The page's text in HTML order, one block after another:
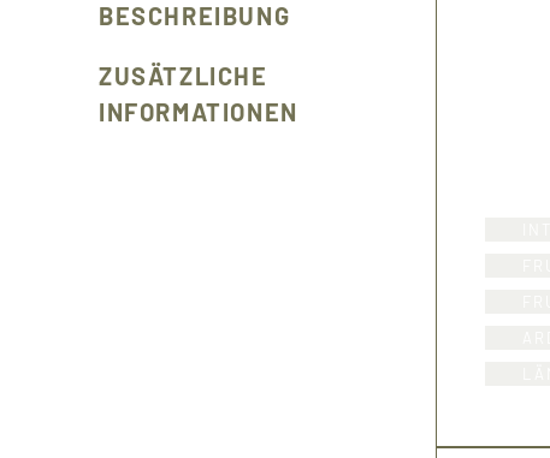
BESCHREIBUNG
ZUSÄTZLICHE
INFORMATIONEN